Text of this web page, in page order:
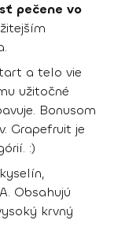
pečene vo
a telo vie
užitočné
Bonusom
Grapefruit je
:)
Obsahujú
krvný